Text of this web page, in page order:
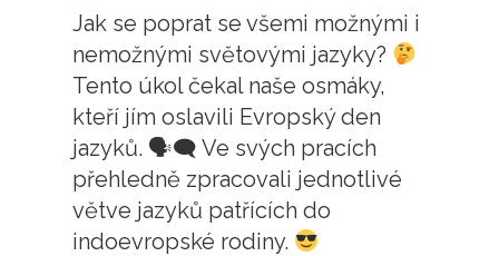
Jak se poprat se všemi možnými i
nemožnými světovými jazyky?
Tento úkol čekal naše osmáky,
kteří jím oslavili Evropský den
jazyků. 🗣🗨 Ve svých pracích
přehledně zpracovali jednotlivé
větve jazyků patřících do
indoevropské rodiny.